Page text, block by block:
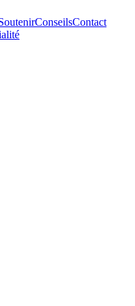
ConseilsContact